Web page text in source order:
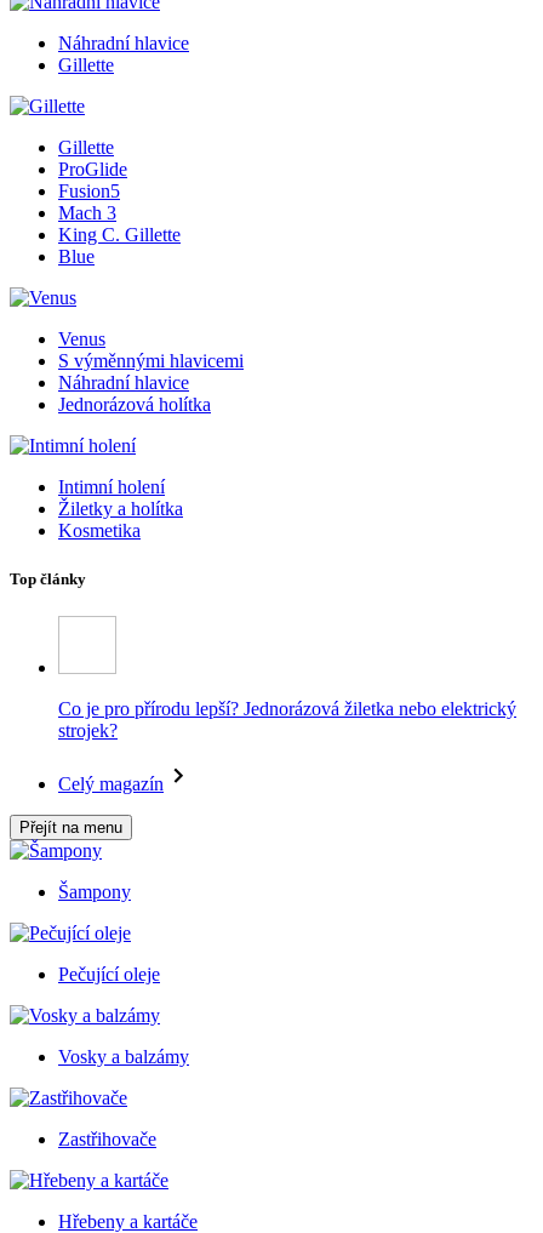
Náhradní hlavice
Gillette
Gillette
ProGlide
Fusion5
Mach 3
King C. Gillette
Blue
Venus
S výměnnými hlavicemi
Náhradní hlavice
Jednorázová holítka
Intimní holení
Žiletky a holítka
Kosmetika
Top články
Co je pro přírodu lepší? Jednorázová žiletka nebo elektrický
strojek?
Celý magazín
Přejít na menu
Šampony
Pečující oleje
Vosky a balzámy
Zastřihovače
Hřebeny a kartáče